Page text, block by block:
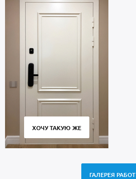
ХОЧУ ТАКУЮ ЖЕ
ГАЛЕРЕЯ РАБОТ